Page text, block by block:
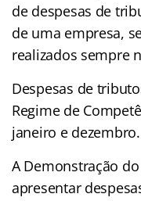
de despesas de
de uma empresa,
realizados sempre
Despesas de
Regime de
janeiro e dezembro.
A Demonstração
apresentar